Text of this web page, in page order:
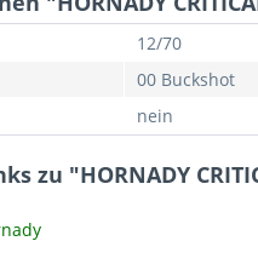
12/70
00 Buckshot
nein
"HORNADY